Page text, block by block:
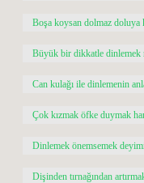
Boşa koysan dolmaz doluya
Büyük bir dikkatle dinlemek
Can kulağı ile dinlemenin
Çok kızmak öfke duymak
Dinlemek önemsemek
Dişinden tırnağından